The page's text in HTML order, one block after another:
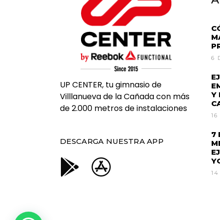
UP CENTER, tu gimnasio de
Villlanueva de la Cañada con más
de 2.000 metros de instalaciones
DESCARGA NUESTRA APP
6
Y
7